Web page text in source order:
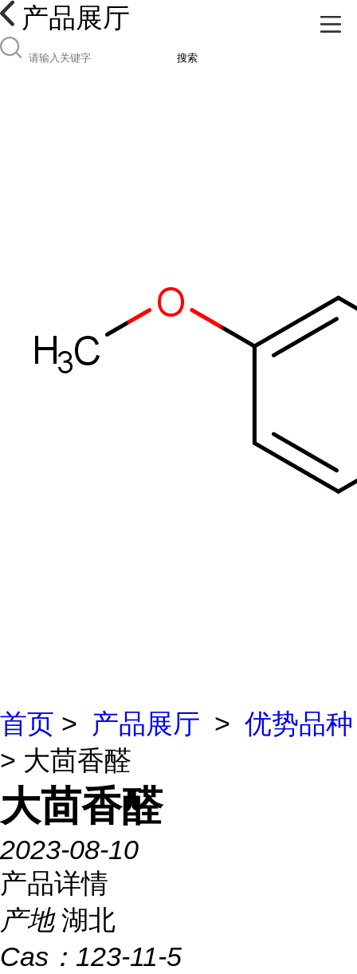
产品展厅
搜索
首页 > 产品展厅 > 优势品种
> 大茴香醛
大茴香醛
2023-08-10
产品详情
产地 湖北
Cas： 123-11-5